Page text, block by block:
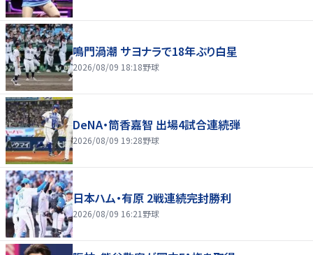
鳴門渦潮 サヨナラで18年ぶり白星
2026/08/09 18:18野球
DeNA・筒香嘉智 出場4試合連続弾
2026/08/09 19:28野球
日本ハム・有原 2戦連続完封勝利
2026/08/09 16:21 野球